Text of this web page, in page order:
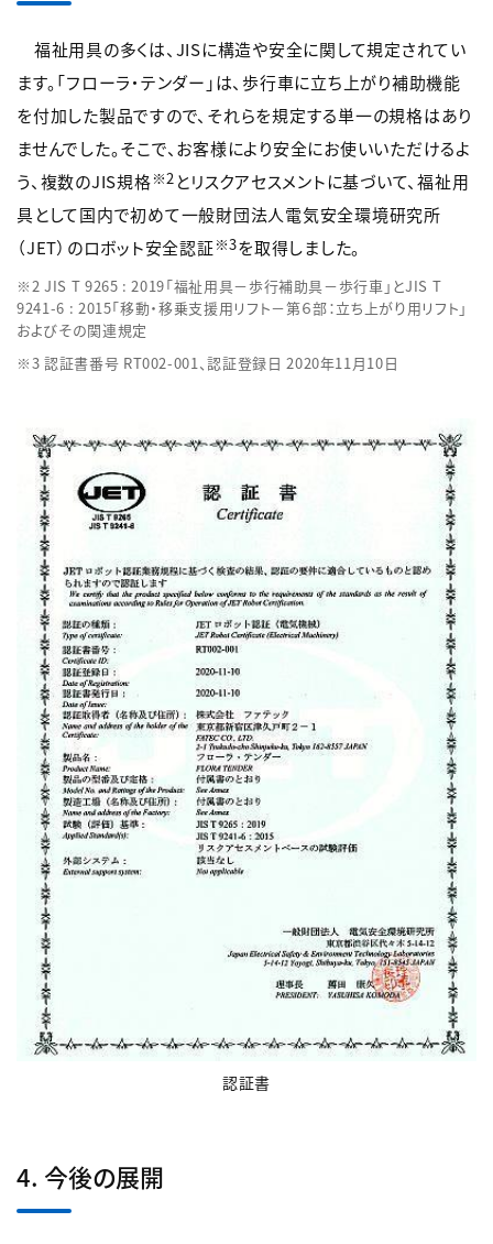
福祉用具の多くは、JISに構造や安全に関して規定されてい
ます。「フローラ・テンダー」は、歩行車に立ち上がり補助機能
を付加した製品ですので、それらを規定する単一の規格はあり
ませんでした。そこで、お客様により安全にお使いいただけるよ
う、複数のJIS規格※2 とリスクアセスメントに基づいて、福祉用
具として国内で初めて一般財団法人電気安全環境研究所
（JET）のロボット安全認証※3を取得しました。
※2 JIS T 9265 : 2019「福祉用具－歩行補助具－歩行車」とJIS T
9241-6 : 2015「移動・移乗支援用リフト－第６部：立ち上がり用リフト」
およびその関連規定
※3 認証書番号 RT002-001、認証登録日 2020年11月10日
認証書
4. 今後の展開